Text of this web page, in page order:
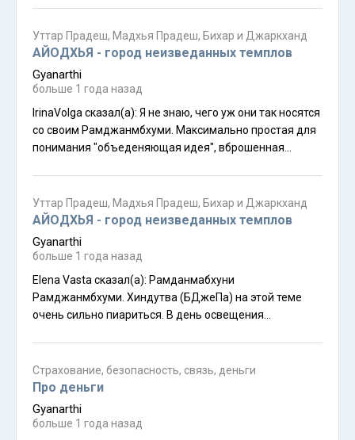
Уттар Прадеш, Мадхья Прадеш, Бихар и Джаркханд
АЙОДХЬЯ - город неизведанных темплов
Gyanarthi
больше 1 года назад
IrinaVolga сказал(а): Я не знаю, чего уж они так носятся
со своим Рамджанмбхуми. Максимально простая для
понимания "объеденяющая идея", вброшенная
Уттар Прадеш, Мадхья Прадеш, Бихар и Джаркханд
АЙОДХЬЯ - город неизведанных темплов
Gyanarthi
больше 1 года назад
Elena Vasta сказал(а): Рамданмабхуни
Рамджанмбхуми. Хиндутва (БДжеПа) на этой теме
очень сильно пиариться. В день освещения
изображён Хануман джи с очень злым лицом. И над
многими магазинчиками эти флаги висели. Мне от
вида фанатичных лиц было страшновато. И оранжево-
чёрное ощущалось не как проявление Дхармы, а как
Страхование, безопасность, связь, деньги
Про деньги
Gyanarthi
больше 1 года назад